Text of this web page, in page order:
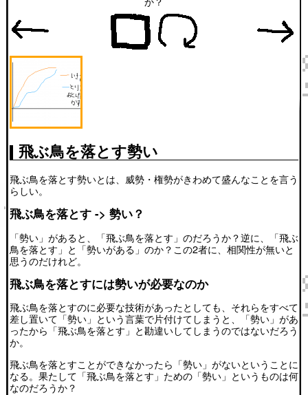
飛ぶ鳥を落とす勢い
飛ぶ鳥を落とす勢いとは、威勢・権勢がきわめて盛んなことを言う
らしい。
飛ぶ鳥を落とす -> 勢い？
「勢い」があると、「飛ぶ鳥を落とす」のだろうか？逆に、「飛ぶ
鳥を落とす」と「勢いがある」のか？この2者に、相関性が無いと
思うのだけれど。
飛ぶ鳥を落とすには勢いが必要なのか
飛ぶ鳥を落とすのに必要な技術があったとしても、それらをすべて
差し置いて「勢い」という言葉で片付けてしまうと、「勢い」があ
ったから「飛ぶ鳥を落とす」と勘違いしてしまうのではないだろう
か。
飛ぶ鳥を落とすことができなかったら「勢い」がないということに
なる。果たして「飛ぶ鳥を落とす」ための「勢い」というものは何
なのだろうか？